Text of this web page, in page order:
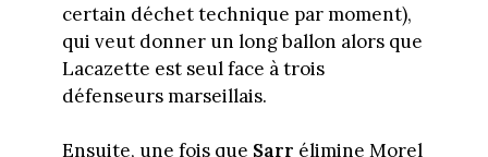
certain déchet technique par moment),
qui veut donner un long ballon alors que
Lacazette est seul face à trois
défenseurs marseillais.
Ensuite, une fois que Sarr élimine Morel